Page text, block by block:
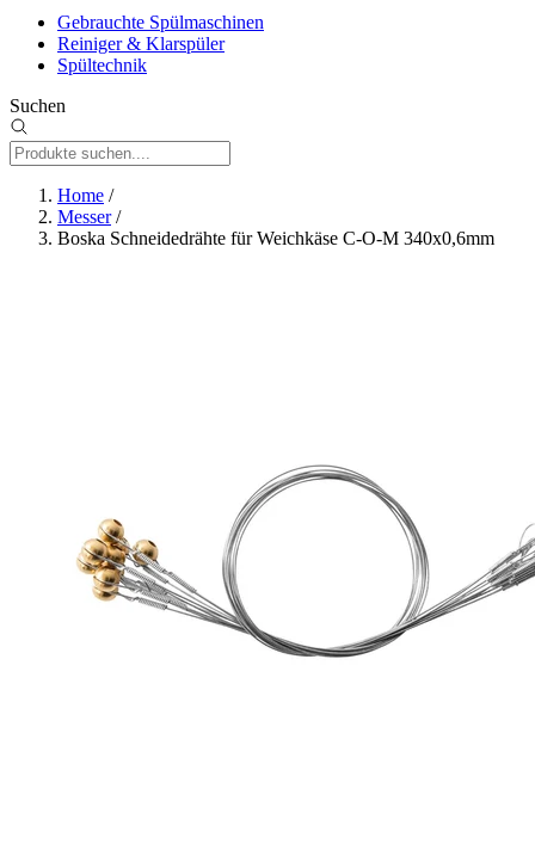
Gebrauchte Spülmaschinen
Reiniger & Klarspüler
Spültechnik
Suchen
Home /
Messer/
Boska Schneidedrähte für Weichkäse C-O-M 340x0,6mm